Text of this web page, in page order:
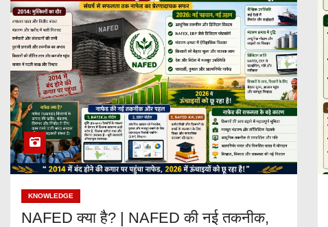
KNOWLEDGE
NAFED क्या है? | NAFED की नई तकनीक,